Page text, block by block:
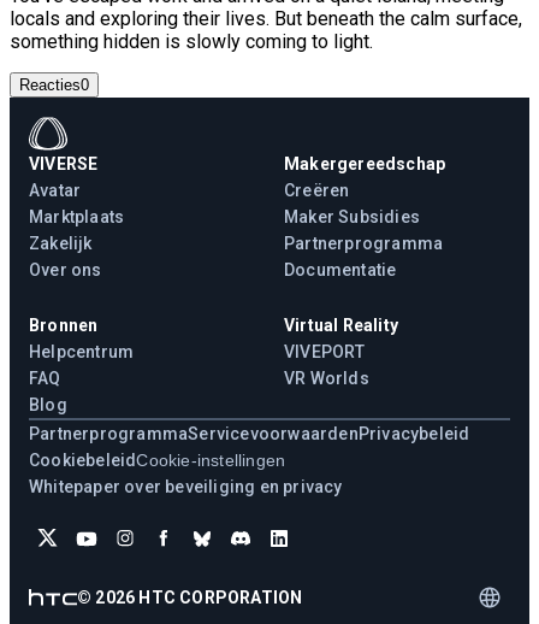
locals and exploring their lives. But beneath the calm surface,
something hidden is slowly coming to light.
Reacties0
VIVERSE
Avatar
Marktplaats
Zakelijk
Over ons
Makergereedschap
Creëren
Maker Subsidies
Partnerprogramma
Documentatie
Bronnen
Helpcentrum
FAQ
Blog
Virtual Reality
VIVEPORT
VR Worlds
PartnerprogrammaServicevoorwaardenPrivacybeleid
CookiebeleidCookie-instellingen
Whitepaper over beveiliging en privacy
© 2026 HTC CORPORATION